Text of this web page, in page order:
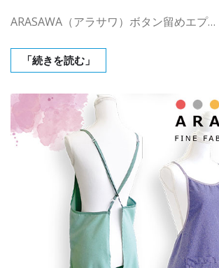
ARASAWA（アラサワ）ボタン留めエプ…
「続きを読む」